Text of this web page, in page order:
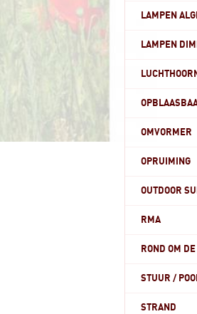
LAMPEN
LAMPEN
OMVORMER
OPRUIMING
OUTDOOR
RMA
ROND OM
STUUR /
STRAND